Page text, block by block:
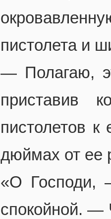
пистолета и
— Полагаю,
приставив
пистолетов к
дюймах от ее
«О Господи,
спокойной. —